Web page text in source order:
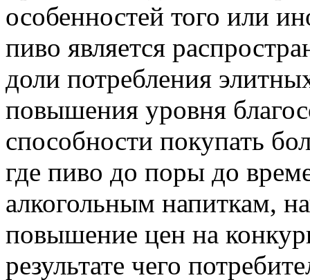
особенностей того или
пиво является
доли потребления
повышения уровня
способности покупать
где пиво до поры до
алкогольным напиткам,
повышение цен на
результате чего